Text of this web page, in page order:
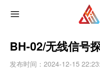
BH-02/无线信号
发布时间：2024-12-15